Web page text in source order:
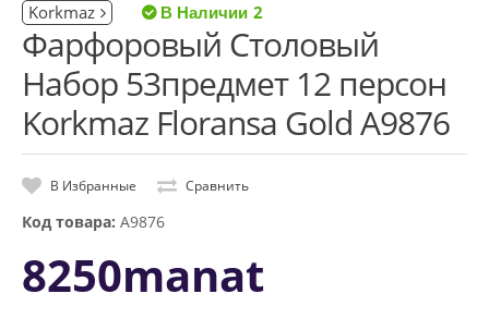
Korkmaz 2
Фарфоровый Столовый
Набор 53предмет 12 персон
Korkmaz Floransa Gold A9876
В Избранные Сравнить
Код товара: A9876
8250manat